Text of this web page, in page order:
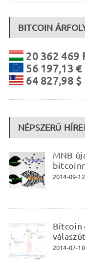
BITCOIN
20 362 469
56 197,13 €
64 827,98 $
NÉPSZERŰ
MNB
2014-09-12
Bitcoin
2014-07-10